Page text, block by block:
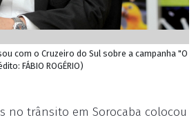
com o Cruzeiro do Sul sobre a campanha "O
FÁBIO ROGÉRIO)
no trânsito em Sorocaba colocou